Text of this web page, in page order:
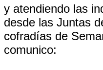
y atendiendo las
desde las Juntas
cofradías de
comunico: